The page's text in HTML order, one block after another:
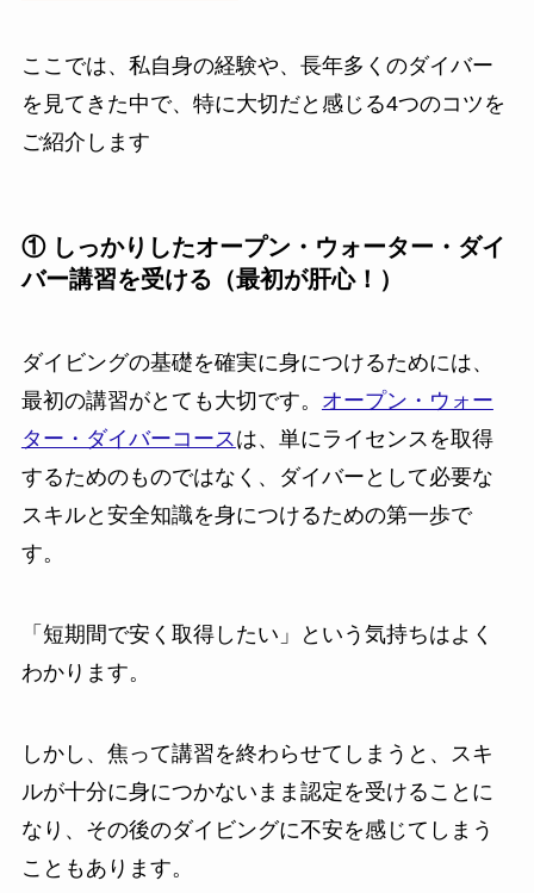
ここでは、私自身の経験や、長年多くのダイバー
を見てきた中で、特に大切だと感じる4つのコツを
ご紹介します
① しっかりしたオープン・ウォーター・ダイ
バー講習を受ける（最初が肝心！）
ダイビングの基礎を確実に身につけるためには、
最初の講習がとても大切です。 オープン・ウォー
ター・ダイバーコース は、単にライセンスを取得
するためのものではなく、ダイバーとして必要な
スキルと安全知識を身につけるための第一歩で
す。
「短期間で安く取得したい」という気持ちはよく
わかります。
しかし、焦って講習を終わらせてしまうと、スキ
ルが十分に身につかないまま認定を受けることに
なり、その後のダイビングに不安を感じてしまう
こともあります。